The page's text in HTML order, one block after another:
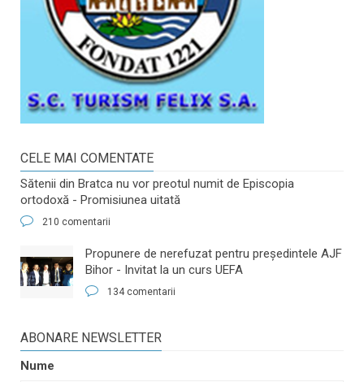
CELE MAI COMENTATE
Sătenii din Bratca nu vor preotul numit de Episcopia
ortodoxă - Promisiunea uitată
210 comentarii
​Propunere de nerefuzat pentru preşedintele AJF
Bihor - Invitat la un curs UEFA
134 comentarii
ABONARE NEWSLETTER
Nume